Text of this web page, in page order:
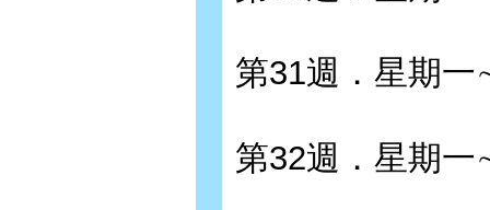
第31週．星期
第32週．星期